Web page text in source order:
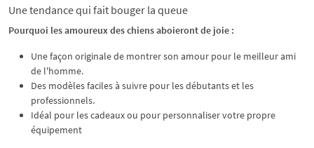
Une tendance qui fait bouger la queue
Pourquoi les amoureux des chiens aboieront de joie :
Une façon originale de montrer son amour pour le meilleur ami
de l'homme.
Des modèles faciles à suivre pour les débutants et les
professionnels.
Idéal pour les cadeaux ou pour personnaliser votre propre
équipement